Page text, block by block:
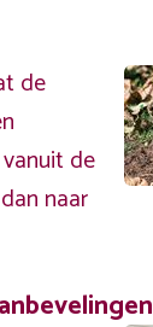
de
de
naar